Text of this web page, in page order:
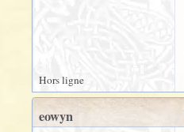
Hors ligne
eowyn